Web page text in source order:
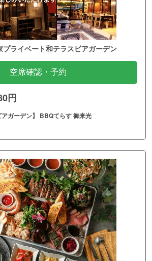
ライベート和テラスビアガーデン
空席確認・予約
円
アガーデン】 BBQてらす 御来光